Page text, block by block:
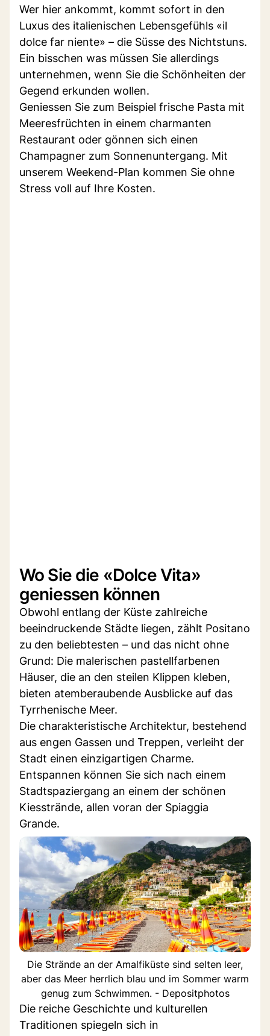
Wer hier ankommt, kommt sofort in den
Luxus des italienischen Lebensgefühls «il
dolce far niente» – die Süsse des Nichtstuns.
Ein bisschen was müssen Sie allerdings
unternehmen, wenn Sie die Schönheiten der
Gegend erkunden wollen.
Geniessen Sie zum Beispiel frische Pasta mit
Meeresfrüchten in einem charmanten
Restaurant oder gönnen sich einen
Champagner zum Sonnenuntergang. Mit
unserem Weekend-Plan kommen Sie ohne
Stress voll auf Ihre Kosten.
Wo Sie die «Dolce Vita»
geniessen können
Obwohl entlang der Küste zahlreiche
beeindruckende Städte liegen, zählt Positano
zu den beliebtesten – und das nicht ohne
Grund: Die malerischen pastellfarbenen
Häuser, die an den steilen Klippen kleben,
bieten atemberaubende Ausblicke auf das
Tyrrhenische Meer.
Die charakteristische Architektur, bestehend
aus engen Gassen und Treppen, verleiht der
Stadt einen einzigartigen Charme.
Entspannen können Sie sich nach einem
Stadtspaziergang an einem der schönen
Kiesstrände, allen voran der Spiaggia
Grande.
Die Strände an der Amalfiküste sind selten leer,
aber das Meer herrlich blau und im Sommer warm
genug zum Schwimmen. - Depositphotos
Die reiche Geschichte und kulturellen
Traditionen spiegeln sich in